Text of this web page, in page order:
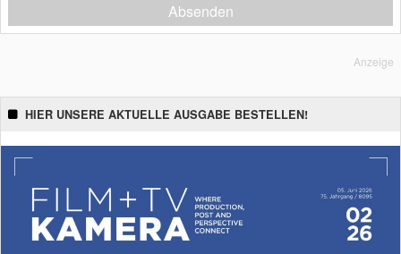
Absenden
Anzeige
HIER UNSERE AKTUELLE AUSGABE BESTELLEN!